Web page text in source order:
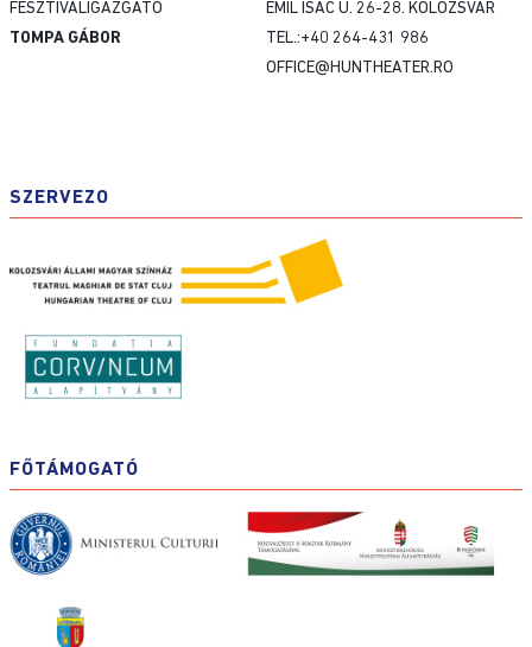
FESZTIVÁLIGAZGATÓ
TOMPA GÁBOR
EMIL ISAC U. 26-28. KOLOZSVÁR
TEL.:+40 264-431 986
OFFICE@HUNTHEATER.RO
SZERVEZO
FŐTÁMOGATÓ